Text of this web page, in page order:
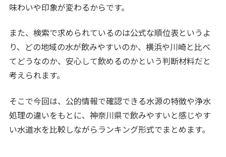
味わいや印象が変わるからです。
また、検索で求められているのは公式な順位表というよ
り、どの地域の水が飲みやすいのか、横浜や川崎と比べ
てどうなのか、安心して飲めるのかという判断材料だと
考えられます。
そこで今回は、公的情報で確認できる水源の特徴や浄水
処理の違いをもとに、神奈川県で飲みやすいと感じやす
い水道水を比較しながらランキング形式でまとめます。